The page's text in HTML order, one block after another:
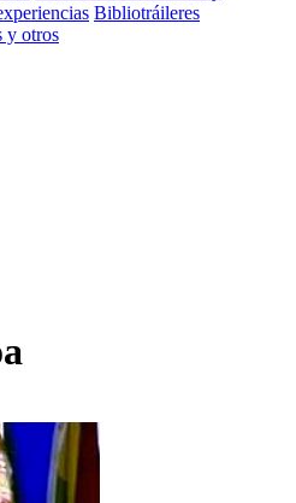
Bibliotráileres
y otros